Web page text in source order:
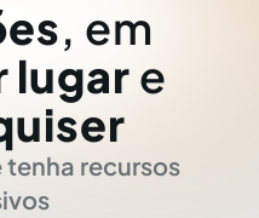
, em
lugar e
tenha recursos